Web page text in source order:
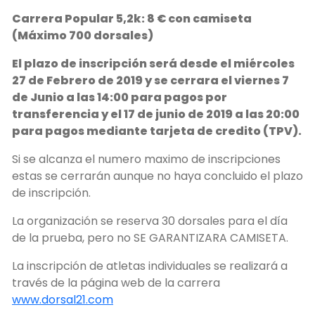
Carrera Popular 5,2k: 8 € con camiseta
(Máximo 700 dorsales)
El plazo de inscripción será desde el miércoles
27 de Febrero de 2019 y se cerrara elviernes 7
de Junio a las 14:00 para pagos por
transferencia y el17 de junio de 2019a las 20:00
para pagos mediante tarjeta de credito (TPV).
Si se alcanza el numero maximo de inscripciones
estas se cerrarán aunque no haya concluido el plazo
de inscripción.
La organización se reserva 30 dorsales para el día
de la prueba, pero no SE GARANTIZARA CAMISETA.
La inscripción de atletas individuales se realizará a
través de la página web de la carrera
www.dorsal21.com